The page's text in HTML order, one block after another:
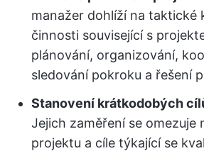
manažer dohlíží na taktické
činnosti související s
plánování, organizování,
sledování pokroku a řešení
Stanovení krátkodobých
Jejich zaměření se omezuje
projektu a cíle týkající se